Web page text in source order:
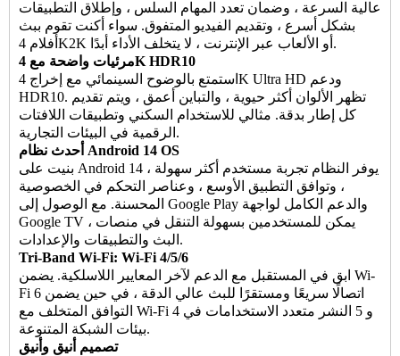
عالية السرعة ، وضمان تعدد المهام السلس ، وإطلاق التطبيقات
بشكل أسرع ، وتقديم الفيديو المتفوق. سواء أكنت تقوم ببث
أفلام 4K2K أو الألعاب عبر الإنترنت ، لا يتخلف الأداء أبدًا.
مرئيات واضحة مع 4K HDR10
استمتع بالوضوح السينمائي مع إخراج 4K Ultra HD ودعم
HDR10. تظهر الألوان أكثر حيوية ، والتباين أعمق ، ويتم تقديم
كل إطار بدقة. مثالي للاستخدام السكني وتطبيقات اللافتات
الرقمية في البيئات التجارية.
أحدث نظام Android 14 OS
بنيت على Android 14 ، يوفر النظام تجربة مستخدم أكثر سهولة
، وتوافق التطبيق الأوسع ، وعناصر التحكم في الخصوصية
المحسنة. مع الوصول إلى Google Play والدعم الكامل لواجهة
Google TV ، يمكن للمستخدمين بسهولة التنقل في منصات
البث والتطبيقات والإعدادات.
Tri-Band Wi-Fi: Wi-Fi 4/5/6
ابق في المستقبل مع الدعم لآخر المعايير اللاسلكية. يضمن Wi-
Fi 6 اتصالًا سريعًا ومستقرًا للبث عالي الدقة ، في حين يضمن
التوافق المتخلف مع Wi-Fi 4 و 5 النشر متعدد الاستخدامات في
بيئات الشبكة المتنوعة.
تصميم أنيق وأنيق